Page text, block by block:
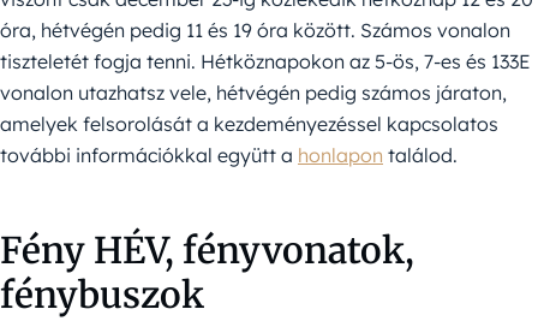
óra, hétvégén pedig 11 és 19 óra között. Számos vonalon
tiszteletét fogja tenni. Hétköznapokon az 5-ös, 7-es és 133E
vonalon utazhatsz vele, hétvégén pedig számos járaton,
amelyek felsorolását a kezdeményezéssel kapcsolatos
további információkkal együtt a honlapon találod.
Fény HÉV, fényvonatok,
fénybuszok